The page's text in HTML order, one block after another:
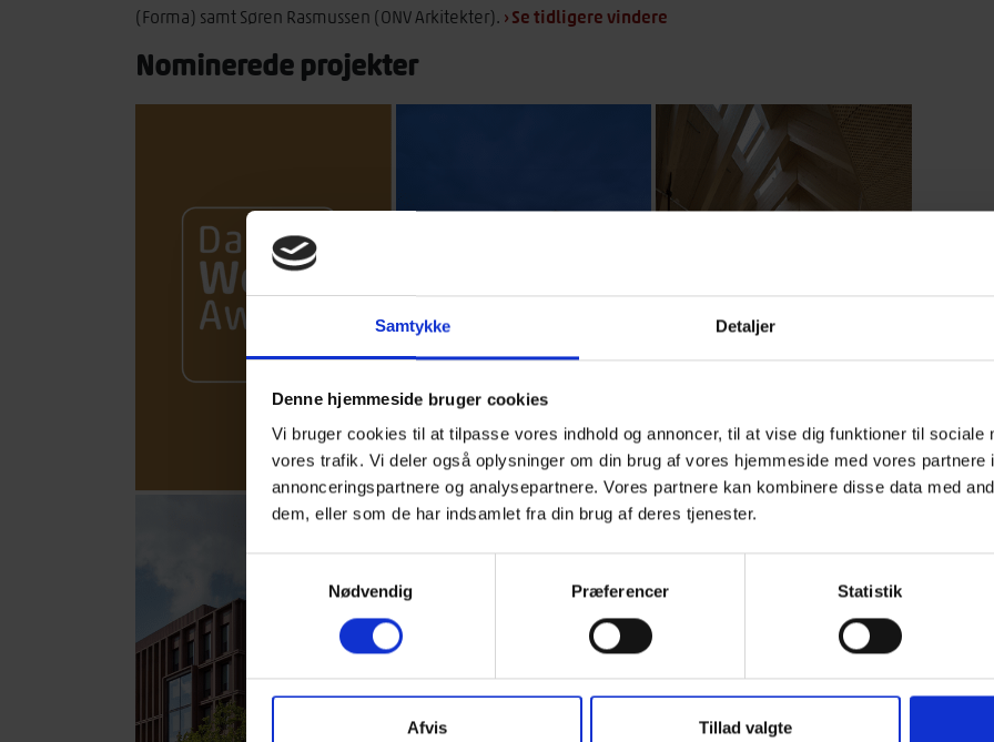
Samtykke Detaljer
Denne hjemmeside bruger cookies
Vi bruger cookies til at tilpasse vores indhold og annoncer, til at vise dig funktioner til sociale
vores trafik. Vi deler også oplysninger om din brug af vores hjemmeside med vores partnere
annonceringspartnere og analysepartnere. Vores partnere kan kombinere disse data med
dem, eller som de har indsamlet fra din brug af deres tjenester.
Nødvendig
Præferencer Statistik
Afvis Tillad valgte
(Forma) samt Søren Rasmussen (ONV Arkitekter). › Se tidligere vindere
Nominerede projekter